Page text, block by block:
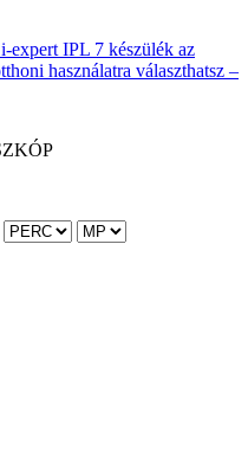
expert IPL 7 készülék az
használatra választhatsz –